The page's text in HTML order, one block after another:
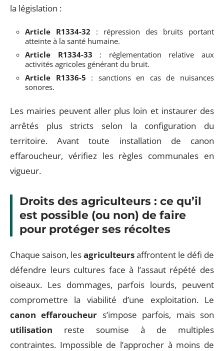
la législation :
Article R1334-32 : répression des bruits portant
atteinte à la santé humaine.
Article R1334-33 : réglementation relative aux
activités agricoles générant du bruit.
Article R1336-5 : sanctions en cas de nuisances
sonores.
Les mairies peuvent aller plus loin et instaurer des
arrêtés plus stricts selon la configuration du
territoire. Avant toute installation de canon
effaroucheur, vérifiez les règles communales en
vigueur.
Droits des agriculteurs : ce qu’il
est possible (ou non) de faire
pour protéger ses récoltes
Chaque saison, lesagriculteursaffrontent le défi de
défendre leurs cultures face à l’assaut répété des
oiseaux. Les dommages, parfois lourds, peuvent
compromettre la viabilité d’une exploitation. Le
canon effaroucheur s’impose parfois, mais son
utilisation reste soumise à de multiples
contraintes. Impossible de l’approcher à moins de